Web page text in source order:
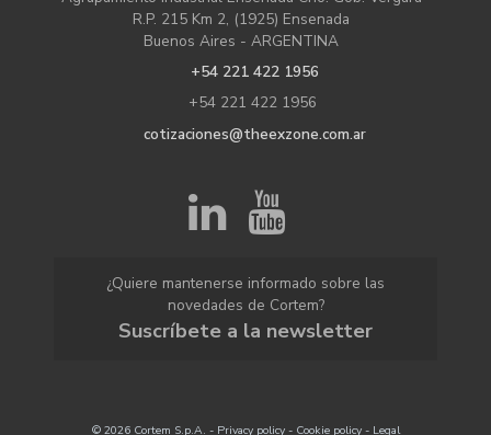
R.P. 215 Km 2, (1925) Ensenada
Buenos Aires - ARGENTINA
+54 221 422 1956
+54 221 422 1956
cotizaciones@theexzone.com.ar
¿Quiere mantenerse informado sobre las
novedades de Cortem?
Suscríbete a la newsletter
© 2026 Cortem S.p.A. - Privacy policy- Cookie policy- Legal